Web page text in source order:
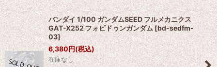
バンダイ 1/100 ガンダムSEED フルメカニクス
GAT-X252 フォビドゥンガンダム [bd-sedfm-
03]
6,380円(税込)
在庫なし